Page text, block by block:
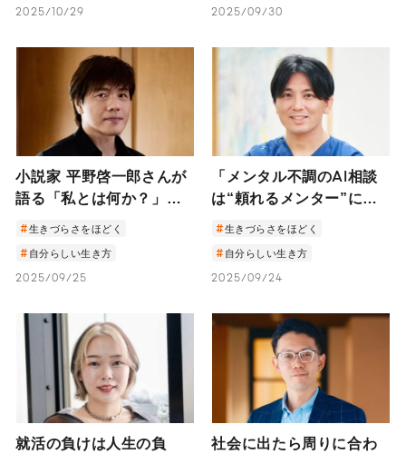
2025/10/29 2025/09/30
小説家 平野啓一郎さんが
語る「私とは何か？」
って見えてくる―
生きづらさをほどく
自分らしい生き方
2025/09/25
「メンタル不調のAI相談
は“頼れるメンター”にも
が答える上手なAIとの付
き合い方とは？｜精神科
生きづらさをほどく
自分らしい生き方
2025/09/24
就活の負けは人生の負
社会に出たら周りに合わ